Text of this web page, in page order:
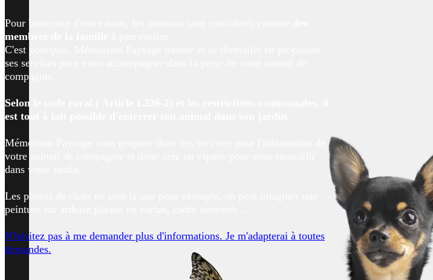
Pour beaucoup d'entre nous, les animaux sont considérés comme
membres de la famille
C'est pourquoi, Mémoriam Paysage innove et se diversifie en proposant
ses services pour vous accompagner dans la perte de votre animal de
compagnie.
Selon le code rural ( Article L226-2) et les restrictions communales, il
est tout à fait possible d'enterrer son animal dans son jardin.
Mémoriam Paysage vous propose donc ses services pour l'inhumation de
votre animal de compagnie et donc créé un espace pour vous recueillir
dans votre jardin.
Les photos de chats ne sont là que pour exemple, on peut imaginer une
peinture sur ardoise,plaque en corian, cadre souvenir... ​
N'hésitez pas à me demander plus d'informations. Je m'adapterai à toutes
demandes.